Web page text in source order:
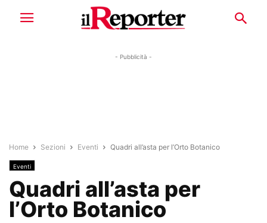
- Pubblicità -
Home Sezioni Eventi Quadri all’asta per l’Orto Botanico
Eventi
Quadri all’asta per
l’Orto Botanico